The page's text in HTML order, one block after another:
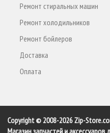
Ремонт стиральных машин
Ремонт холодильников
Ремонт бойлеров
Доставка
Оплата
Copyright © 2008-2026 Zip-
Магазин запчастей и